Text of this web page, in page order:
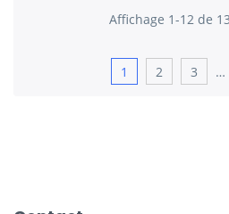
Affichage 1-12 de
1 2 3 …